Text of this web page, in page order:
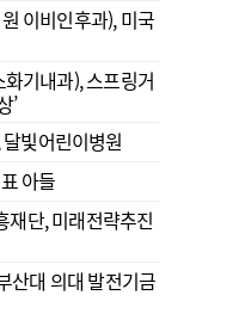
여 심사 결과
이비인후과), 미국
기내과), 스프링거
’
빛어린이병원
아들
재단, 미래전략추진
산대 의대 발전기금